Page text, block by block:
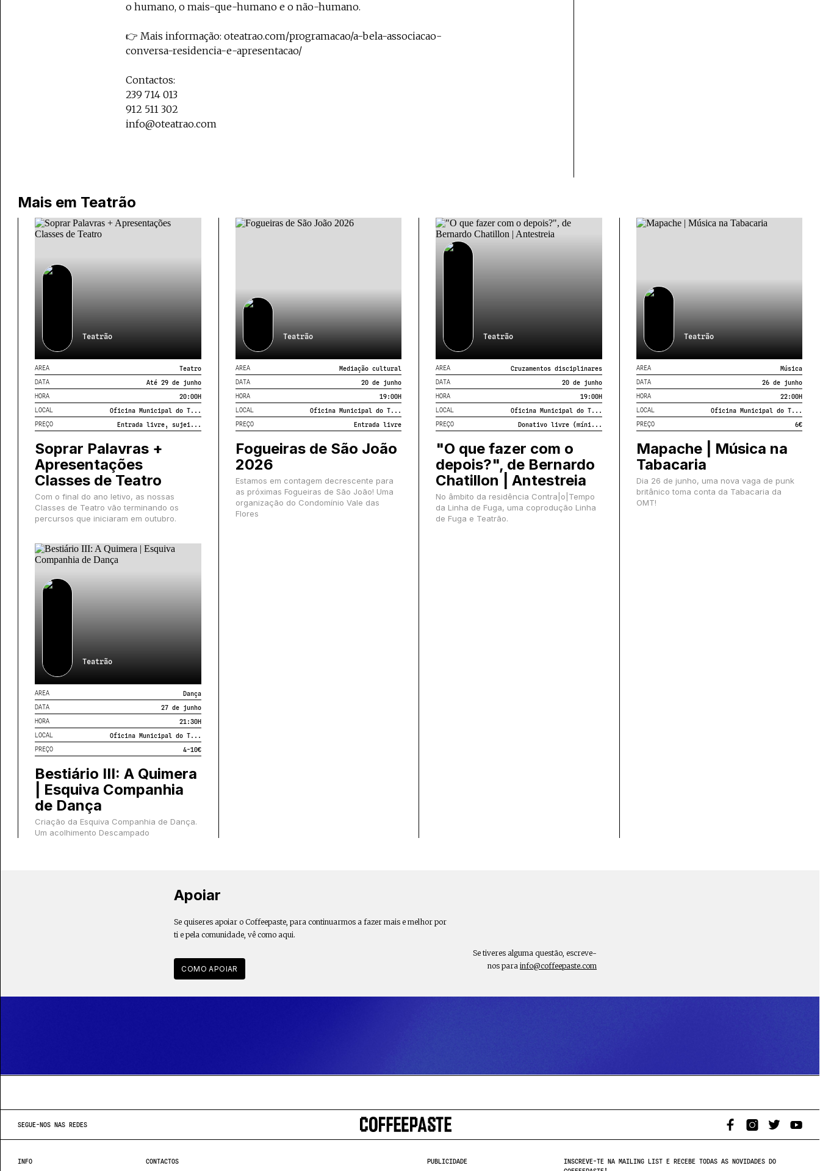
o humano, o mais-que-humano e o não-humano.
👉 Mais informação: oteatrao.com/programacao/a-bela-associacao-
conversa-residencia-e-apresentacao/
Contactos:
239 714 013
912 511 302
info@oteatrao.com
Mais em Teatrão
Teatrão
AREA
Teatro
DATA
Até 29 de junho
HORA
20:00H
LOCAL
Oficina Municipal do T...
PREÇO
Entrada livre, sujei...
Soprar Palavras +
Apresentações
Classes de Teatro
Com o final do ano letivo, as nossas
Classes de Teatro vão terminando os
percursos que iniciaram em outubro.
Teatrão
AREA
Mediação cultural
DATA
20 de junho
HORA
19:00H
LOCAL
Oficina Municipal do T...
PREÇO
Entrada livre
Fogueiras de São João
2026
Estamos em contagem decrescente para
as próximas Fogueiras de São João! Uma
organização do Condomínio Vale das
Flores
Teatrão
AREA
Cruzamentos disciplinares
DATA
20 de junho
HORA
19:00H
LOCAL
Oficina Municipal do T...
PREÇO
Donativo livre (míni...
"O que fazer com o
depois?", de Bernardo
Chatillon | Antestreia
No âmbito da residência Contra|o|Tempo
da Linha de Fuga, uma coprodução Linha
de Fuga e Teatrão.
Teatrão
AREA
Música
DATA
26 de junho
HORA
22:00H
LOCAL
Oficina Municipal do T...
PREÇO
6€
Mapache | Música na
Tabacaria
Dia 26 de junho, uma nova vaga de punk
britânico toma conta da Tabacaria da
OMT!
Teatrão
AREA
Dança
DATA
27 de junho
HORA
21:30H
LOCAL
Oficina Municipal do T...
PREÇO
4-10€
Bestiário III: A Quimera
| Esquiva Companhia
de Dança
Criação da Esquiva Companhia de Dança.
Um acolhimento Descampado
Apoiar
Se quiseres apoiar o Coffeepaste, para continuarmos a fazer mais e melhor por
ti e pela comunidade, vê como aqui.
COMO APOIAR
Se tiveres alguma questão, escreve-
nos parainfo@coffeepaste.com
SEGUE-NOS NAS REDES
INFO CONTACTOS PUBLICIDADE
INSCREVE-TE NA MAILING LIST E RECEBE TODAS AS NOVIDADES DO